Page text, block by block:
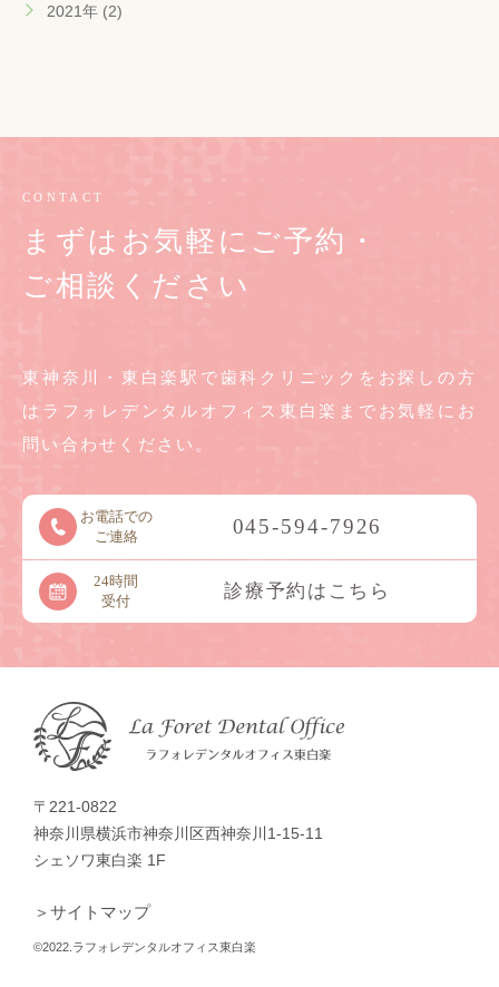
2021年 (2)
CONTACT
まずはお気軽にご予約・
ご相談ください
東神奈川・東白楽駅で歯科クリニックをお探しの方
は ラフォレデンタルオフィス東白楽までお気軽に お
問い合わせください。
お電話での
ご連絡
045-594-7926
24時間
受付
診療予約はこちら
〒221-0822
神奈川県横浜市神奈川区西神奈川1-15-11
シェソワ東白楽 1F
＞サイトマップ
©2022.ラフォレデンタルオフィス東白楽